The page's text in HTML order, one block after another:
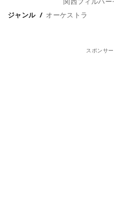
ジャンル
オーケストラ
スポンサ